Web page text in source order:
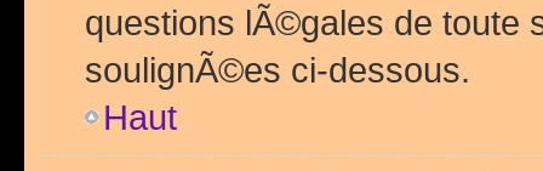
questions lÃ©gales de
soulignÃ©es ci-dessous.
Haut